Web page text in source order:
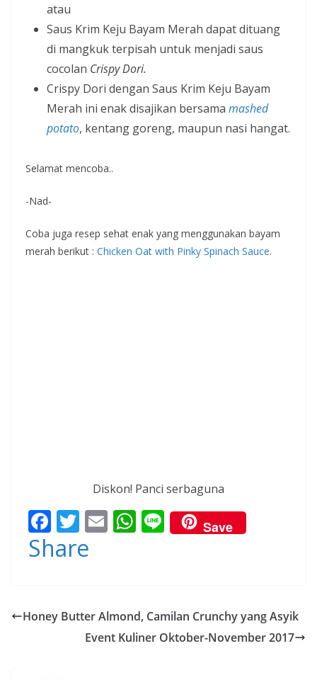
atau
Saus Krim Keju Bayam Merah dapat dituang
di mangkuk terpisah untuk menjadi saus
cocolan Crispy Dori.
Crispy Dori dengan Saus Krim Keju Bayam
Merah ini enak disajikan bersama mashed
potato, kentang goreng, maupun nasi hangat.
Selamat mencoba..
-Nad-
Coba juga resep sehat enak yang menggunakan bayam
merah berikut : Chicken Oat with Pinky Spinach Sauce.
Diskon! Panci serbaguna
F
ac
e
o
T
w
itt
E W
A
p
Li
n
Save
Share
Honey Butter Almond, Camilan Crunchy yang Asyik
Event Kuliner Oktober-November 2017